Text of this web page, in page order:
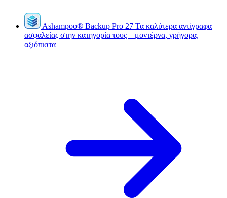
Ashampoo® Backup Pro 27 Τα καλύτερα αντίγραφα
ασφαλείας στην κατηγορία τους – μοντέρνα, γρήγορα,
αξιόπιστα